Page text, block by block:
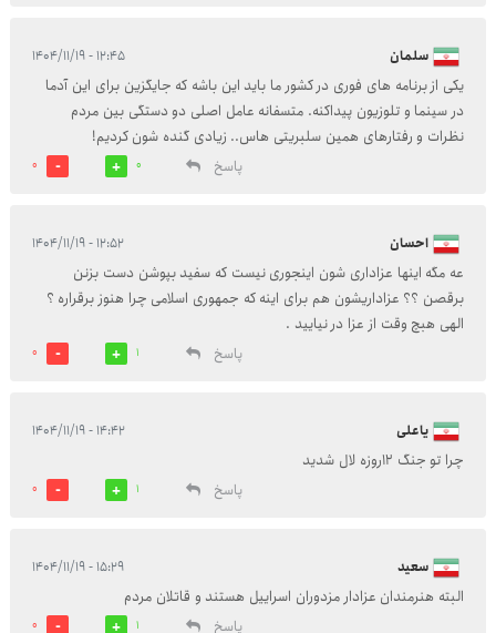
سلمان ۱۲:۴۵ - ۱۴۰۴/۱۱/۱۹
یکی از برنامه های فوری در کشور ما باید این باشه که جایگزین برای این آدما
در سینما و تلوزیون پیداکنه. متسفانه عامل اصلی دو دستگی بین مردم
نظرات و رفتارهای همین سلبریتی هاس.. زیادی گنده شون کردیم!
پاسخ
0
0
احسان ۱۲:۵۲ - ۱۴۰۴/۱۱/۱۹
عه مگه اینها عزاداری شون اینجوری نیست که سفید بپوشن دست بزنن
برقصن ؟؟ عزاداریشون هم برای اینه که جمهوری اسلامی چرا هنوز برقراره ؟
الهی هبچ وقت از عزا در نیایید .
پاسخ
1
0
یاعلی ۱۴:۴۲ - ۱۴۰۴/۱۱/۱۹
چرا تو جنگ 12روزه لال شدید
پاسخ
1
0
سعید ۱۵:۲۹ - ۱۴۰۴/۱۱/۱۹
البته هنرمندان عزادار مزدوران اسراییل هستند و قاتلان مردم
پاسخ
1
0